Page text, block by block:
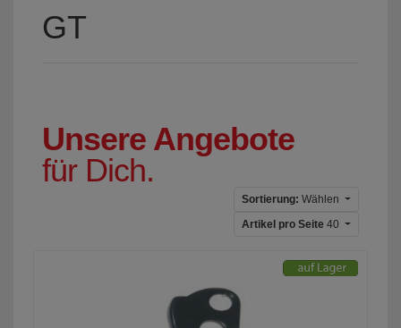
GT
Unsere Angebote
für Dich.
Sortierung: Wählen
Artikel pro Seite 40